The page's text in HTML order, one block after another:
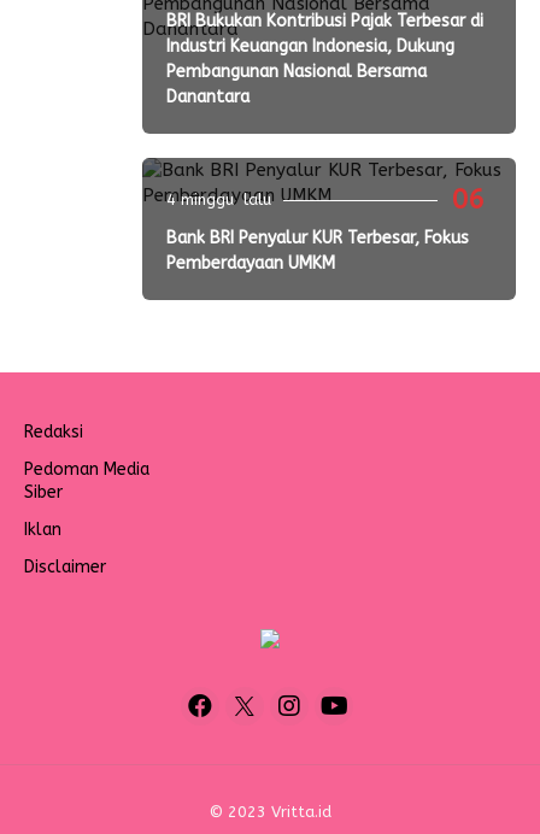
BRI Bukukan Kontribusi Pajak Terbesar di
Industri Keuangan Indonesia, Dukung
Pembangunan Nasional Bersama
Danantara
06
4 minggu lalu
Bank BRI Penyalur KUR Terbesar, Fokus
Pemberdayaan UMKM
Redaksi
Pedoman Media
Siber
Iklan
Disclaimer
© 2023 Vritta.id